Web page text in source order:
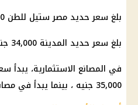
بلغ سعر حديد مصر ستيل للطن 34,000 جنيه .
بلغ سعر حديد المدينة 34,000 جنيه للطن.
في المصانع الاستثمارية، يبدأ
35,000 جنيه ، بينما يبدأ في مصانع الدرفلة من 39,000 جنيه .